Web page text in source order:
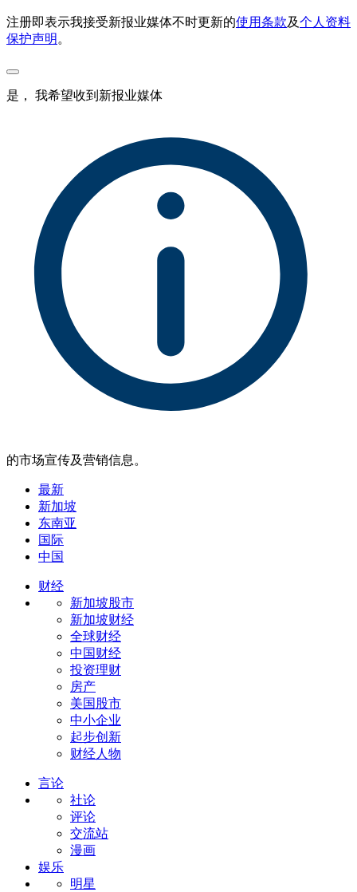
注册即表示我接受新报业媒体不时更新的使用条款及个人资料
保护声明 。
是， 我希望收到新报业媒体
的市场宣传及营销信息。
最新
新加坡
东南亚
国际
中国
财经
新加坡股市
新加坡财经
全球财经
中国财经
投资理财
房产
美国股市
中小企业
起步创新
财经人物
言论
社论
评论
交流站
漫画
娱乐
明星